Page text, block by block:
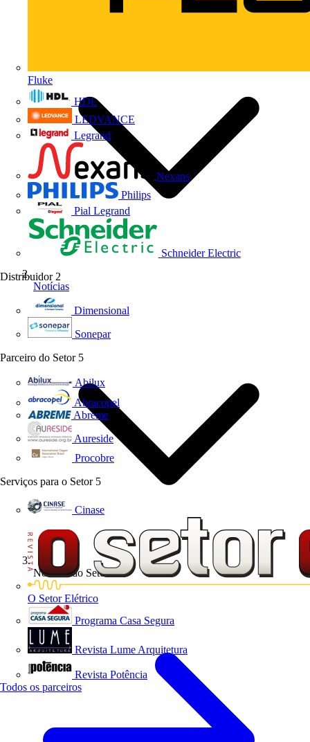
Fluke
HDL
LEDVANCE
Legrand
Nexans
Philips
Pial Legrand
Schneider Electric
Distribuidor 2
Dimensional
Sonepar
Parceiro do Setor 5
Abilux
Abracopel
Abreme
Aureside
Procobre
Serviços para o Setor 5
Cinase
O Setor Elétrico
Programa Casa Segura
Revista Lume Arquitetura
Revista Potência
Todos os parceiros
Notícias
Notícias do Setor